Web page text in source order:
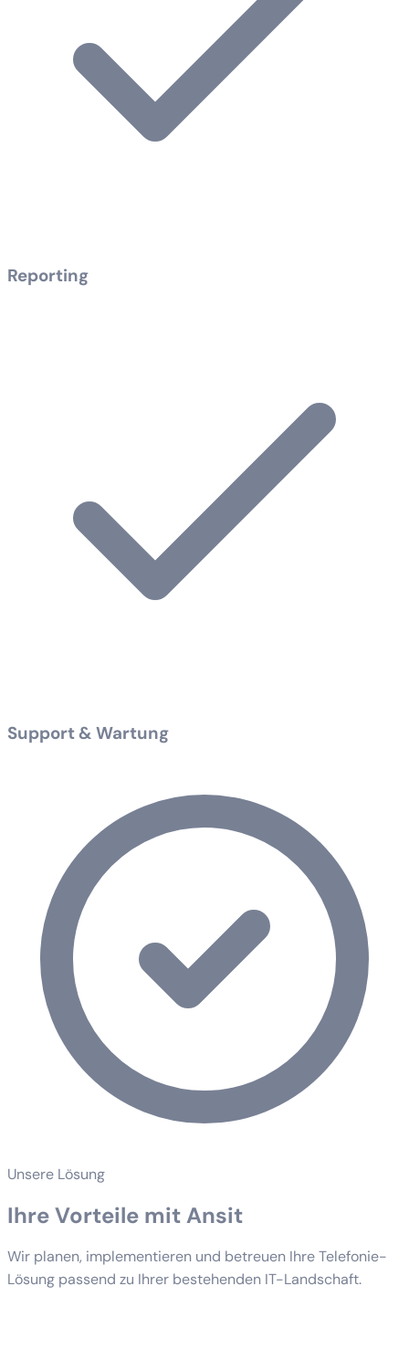
Reporting
Support & Wartung
Unsere Lösung
Ihre Vorteile mit Ansit
Wir planen, implementieren und betreuen Ihre Telefonie-
Lösung passend zu Ihrer bestehenden IT-Landschaft.